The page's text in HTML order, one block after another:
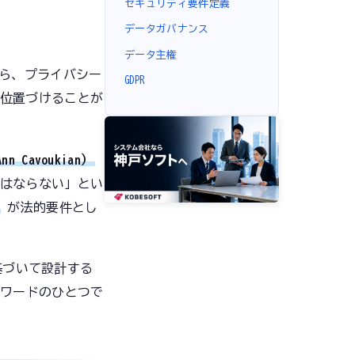
、プライバシー
置づけることが
Cavoukian）
ならない」とい
が法的要件とし
いて設計する
ードのひとつで
セキュリティ要件定義
データガバナンス
データ主権
GDPR